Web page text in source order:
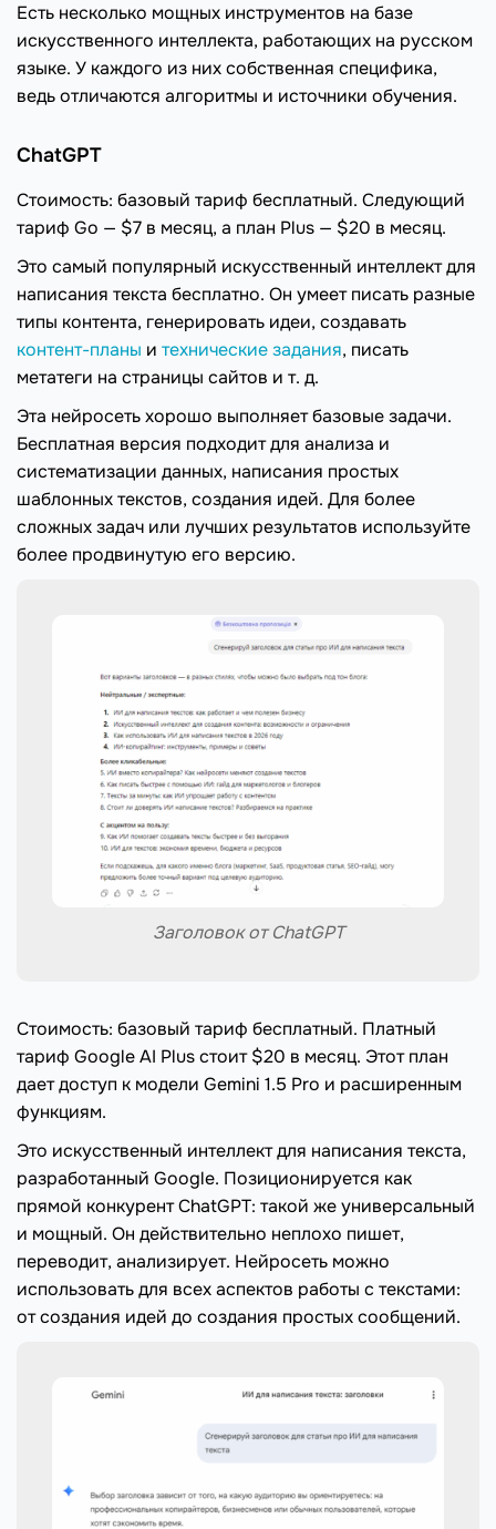
Есть несколько мощных инструментов на базе
искусственного интеллекта, работающих на русском
языке. У каждого из них собственная специфика,
ведь отличаются алгоритмы и источники обучения.
ChatGPT
Стоимость: базовый тариф бесплатный. Следующий
тариф Go — $7 в месяц, а план Plus — $20 в месяц.
Это самый популярный искусственный интеллект для
написания текста бесплатно. Он умеет писать разные
типы контента, генерировать идеи, создавать
контент-планы и технические задания, писать
метатеги на страницы сайтов и т. д.
Эта нейросеть хорошо выполняет базовые задачи.
Бесплатная версия подходит для анализа и
систематизации данных, написания простых
шаблонных текстов, создания идей. Для более
сложных задач или лучших результатов используйте
более продвинутую его версию.
Заголовок от ChatGPT
Стоимость: базовый тариф бесплатный. Платный
тариф Google AI Plus стоит $20 в месяц. Этот план
дает доступ к модели Gemini 1.5 Pro и расширенным
функциям.
Это искусственный интеллект для написания текста,
разработанный Google. Позиционируется как
прямой конкурент ChatGPT: такой же универсальный
и мощный. Он действительно неплохо пишет,
переводит, анализирует. Нейросеть можно
использовать для всех аспектов работы с текстами:
от создания идей до создания простых сообщений.